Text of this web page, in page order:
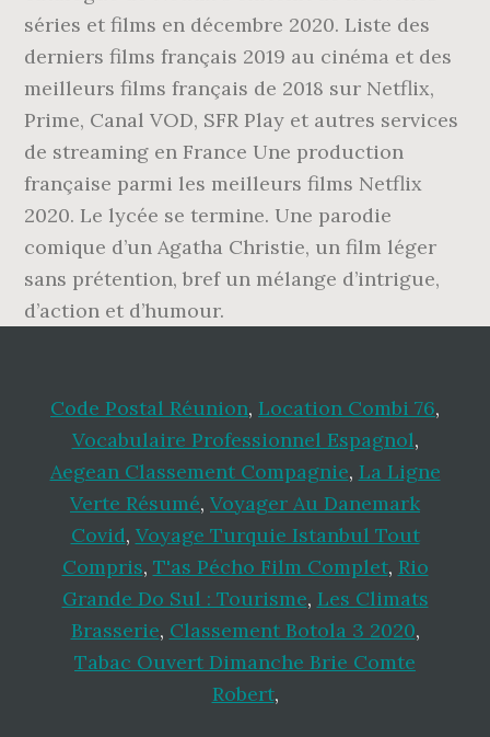
Code Postal Réunion, Location Combi 76,
Vocabulaire Professionnel Espagnol,
Aegean Classement Compagnie, La Ligne
Verte Résumé, Voyager Au Danemark
Covid, Voyage Turquie Istanbul Tout
Compris, T'as Pécho Film Complet, Rio
Grande Do Sul : Tourisme, Les Climats
Brasserie, Classement Botola 3 2020,
Tabac Ouvert Dimanche Brie Comte
Robert,